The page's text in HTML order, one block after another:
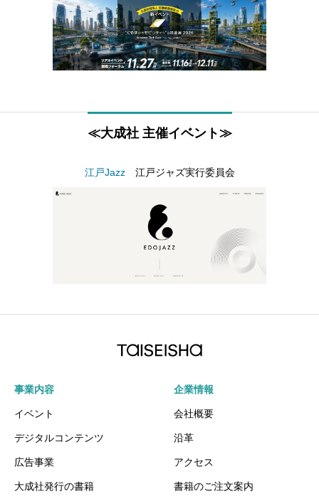
≪大成社 主催イベント≫
江戸Jazz江戸ジャズ実行委員会
事業内容
イベント
デジタルコンテンツ
広告事業
大成社発行の書籍
企業情報
会社概要
沿革
アクセス
書籍のご注文案内